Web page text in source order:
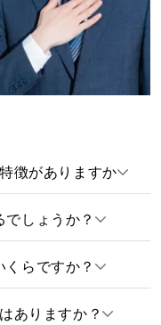
徴がありますか
でしょうか？
くらですか？
ありますか？